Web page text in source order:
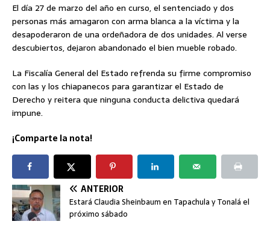
El día 27 de marzo del año en curso, el sentenciado y dos
personas más amagaron con arma blanca a la víctima y la
desapoderaron de una ordeñadora de dos unidades. Al verse
descubiertos, dejaron abandonado el bien mueble robado.
La Fiscalía General del Estado refrenda su firme compromiso
con las y los chiapanecos para garantizar el Estado de
Derecho y reitera que ninguna conducta delictiva quedará
impune.
¡Comparte la nota!
ANTERIOR
Estará Claudia Sheinbaum en Tapachula y Tonalá el
próximo sábado